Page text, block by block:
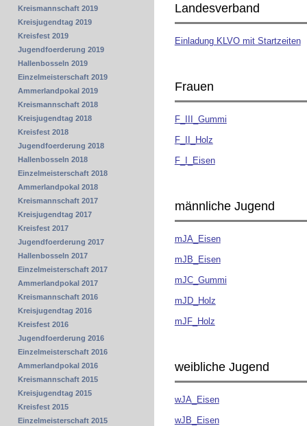
Landesverband
Einladung KLVO mit Startzeiten
Frauen
F_III_Gummi
F_II_Holz
F_I_Eisen
männliche Jugend
mJA_Eisen
mJB_Eisen
mJC_Gummi
mJD_Holz
mJF_Holz
weibliche Jugend
wJA_Eisen
wJB_Eisen
Kreismannschaft 2019
Kreisjugendtag 2019
Kreisfest 2019
Jugendfoerderung 2019
Hallenbosseln 2019
Einzelmeisterschaft 2019
Ammerlandpokal 2019
Kreismannschaft 2018
Kreisjugendtag 2018
Kreisfest 2018
Jugendfoerderung 2018
Hallenbosseln 2018
Einzelmeisterschaft 2018
Ammerlandpokal 2018
Kreismannschaft 2017
Kreisjugendtag 2017
Kreisfest 2017
Jugendfoerderung 2017
Hallenbosseln 2017
Einzelmeisterschaft 2017
Ammerlandpokal 2017
Kreismannschaft 2016
Kreisjugendtag 2016
Kreisfest 2016
Jugendfoerderung 2016
Einzelmeisterschaft 2016
Ammerlandpokal 2016
Kreismannschaft 2015
Kreisjugendtag 2015
Kreisfest 2015
Einzelmeisterschaft 2015